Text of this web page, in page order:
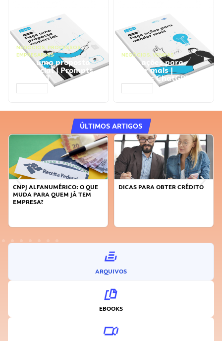
NEGÓCIOS, PROCESSOS
EMPRESARIAIS
Faça uma proposta
comercial | Prompts
ChatGPT
NEGÓCIOS, VENDAS
Faça ações para
vender mais |
Prompts ChatGPT
ÚLTIMOS ARTIGOS
CNPJ ALFANUMÉRICO: O QUE
MUDA PARA QUEM JÁ TEM
EMPRESA?
DICAS PARA OBTER CRÉDITO
ARQUIVOS
EBOOKS